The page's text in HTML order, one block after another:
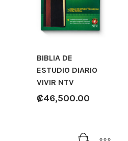
BIBLIA DE
ESTUDIO DIARIO
VIVIR NTV
₡46,500.00